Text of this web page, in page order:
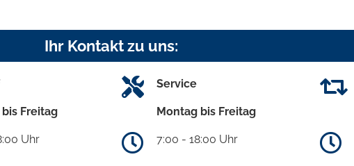
Ihr Kontakt zu uns:
Freitag
Uhr
Service
Montag bis Freitag
7:00 - 18:00 Uhr